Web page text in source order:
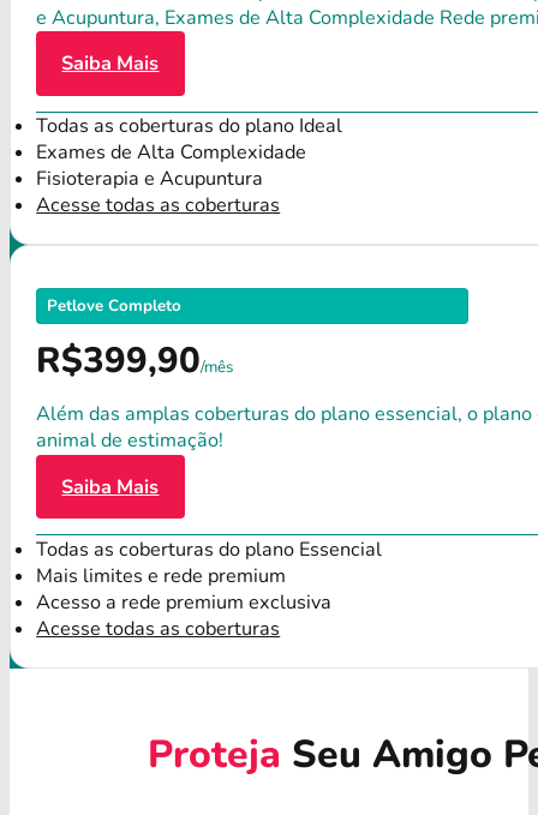
e Acupuntura, Exames de Alta Complexidade Rede
Saiba Mais
Todas as coberturas do plano Ideal
Exames de Alta Complexidade
Fisioterapia e Acupuntura
Acesse todas as coberturas
Petlove Completo
R$399,90/mês
Além das amplas coberturas do plano essencial, o
animal de estimação!
Saiba Mais
Todas as coberturas do plano Essencial
Mais limites e rede premium
Acesso a rede premium exclusiva
Acesse todas as coberturas
Proteja Seu Amigo